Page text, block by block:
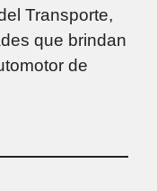
Transporte,
que brindan
de